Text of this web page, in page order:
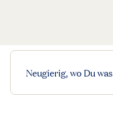
Neugierig, wo Du